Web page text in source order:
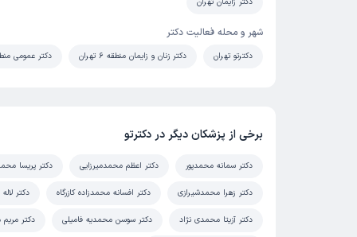
شهر و محله فعالیت دکتر
دکترتو تهران دکتر زنان و زایمان منطقه 6 تهران دکتر عمومی منطقه 6
برخی از پزشکان دیگر در دکترتو
دکتر سمانه محمدپور دکتر اعظم محمدمیرزایی دکتر پریسا
دکتر زهرا محمدشیرازی دکتر افسانه محمدزاده کازرگاه دکتر
دکتر آزیتا محمدی نژاد دکتر سوسن محمدیه فامیلی دکتر